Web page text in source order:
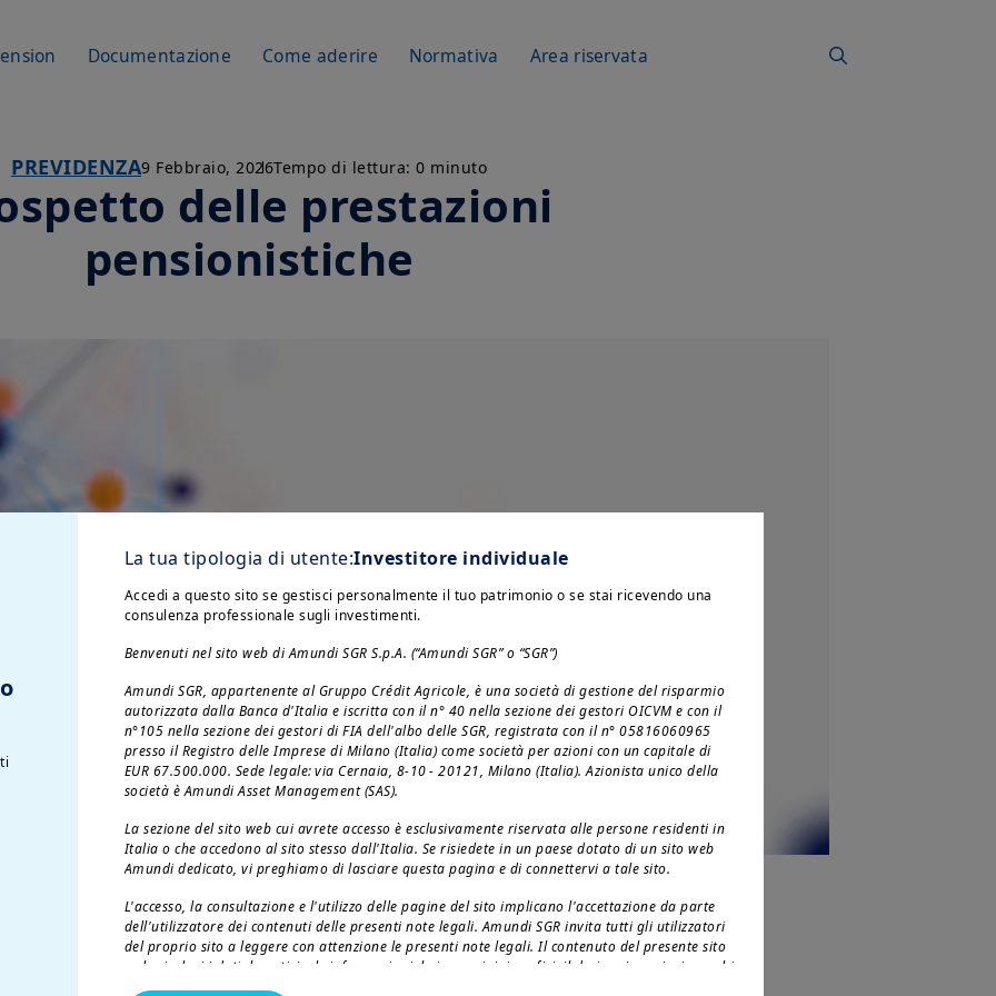
Documentazione Come aderire Normativa Area riservata
PREVIDENZA9 Febbraio, 2026Tempo di lettura: 0 minuto
delle prestazioni
pensionistiche
Area Riservatasaranno disponibili
pensionistiche – Fase di accumulo – anno 2025
La tua tipologia di utente:Investitore individuale
Accedi a questo sito se gestisci personalmente il tuo patrimonio o se stai ricevendo una
consulenza professionale sugli investimenti.
Benvenuti nel sito web di Amundi SGR S.p.A. (“Amundi SGR” o “SGR”)
Amundi SGR, appartenente al Gruppo Crédit Agricole, è una società di gestione del risparmio
autorizzata dalla Banca d'Italia e iscritta con il n° 40 nella sezione dei gestori OICVM e con il
n°105 nella sezione dei gestori di FIA dell'albo delle SGR, registrata con il n° 05816060965
presso il Registro delle Imprese di Milano (Italia) come società per azioni con un capitale di
EUR 67.500.000. Sede legale: via Cernaia, 8-10 - 20121, Milano (Italia). Azionista unico della
società è Amundi Asset Management (SAS).
La sezione del sito web cui avrete accesso è esclusivamente riservata alle persone residenti in
Italia o che accedono al sito stesso dall'Italia. Se risiedete in un paese dotato di un sito web
Amundi dedicato, vi preghiamo di lasciare questa pagina e di connettervi a tale sito.
L'accesso, la consultazione e l'utilizzo delle pagine del sito implicano l'accettazione da parte
dell'utilizzatore dei contenuti delle presenti note legali. Amundi SGR invita tutti gli utilizzatori
del proprio sito a leggere con attenzione le presenti note legali. Il contenuto del presente sito
web - inclusi i dati, le notizie, le informazioni, le immagini, i grafici, il design, i nomi e i marchi
registrati di dominio - sono di proprietà di Amundi SGR e, laddove non altrimenti precisato,